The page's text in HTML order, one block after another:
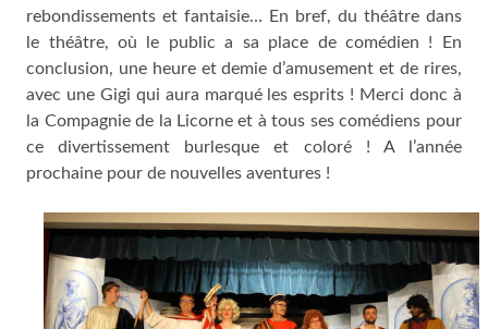
rebondissements et fantaisie… En bref, du théâtre dans
le théâtre, où le public a sa place de comédien ! En
conclusion, une heure et demie d’amusement et de rires,
avec une Gigi qui aura marqué les esprits ! Merci donc à
la Compagnie de la Licorne et à tous ses comédiens pour
ce divertissement burlesque et coloré ! A l’année
prochaine pour de nouvelles aventures !